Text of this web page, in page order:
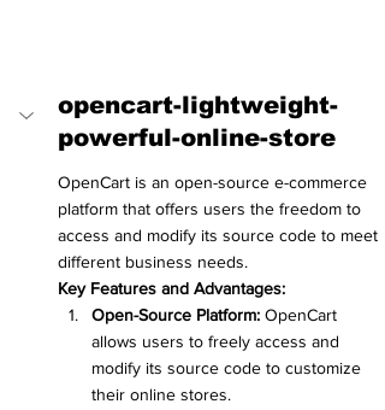
opencart-lightweight-
powerful-online-store
OpenCart is an open-source e-commerce
platform that offers users the freedom to
access and modify its source code to meet
different business needs.
Key Features and Advantages:
Open-Source Platform: OpenCart
allows users to freely access and
modify its source code to customize
their online stores.